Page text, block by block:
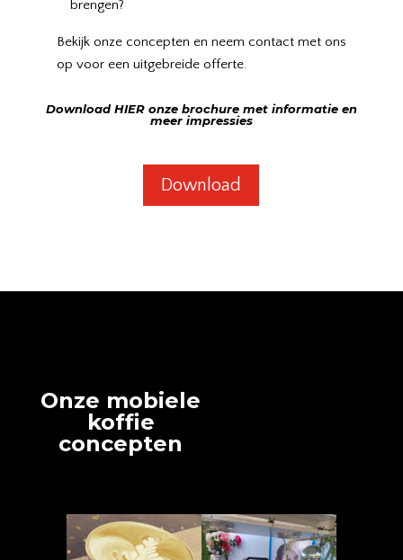
brengen?
Bekijk onze concepten en neem contact met ons
op voor een uitgebreide offerte.
Download HIER onze brochure met informatie en
meer impressies
Download
Onze mobiele
koffie
concepten